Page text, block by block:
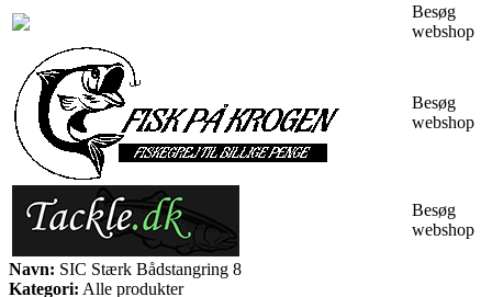
Besøg
webshop
Besøg
webshop
Besøg
webshop
Navn: SIC Stærk Bådstangring 8
Kategori: Alle produkter